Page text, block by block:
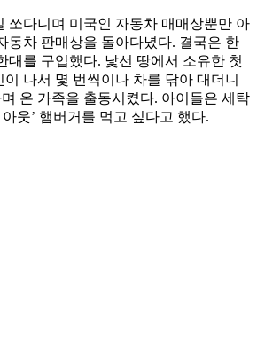
쏘다니며 미국인 자동차 매매상뿐만 아
동차 판매상을 돌아다녔다. 결국은 한
대를 구입했다. 낯선 땅에서 소유한 첫
나서 몇 번씩이나 차를 닦아 대더니
온 가족을 출동시켰다. 아이들은 세탁
웃’ 햄버거를 먹고 싶다고 했다.